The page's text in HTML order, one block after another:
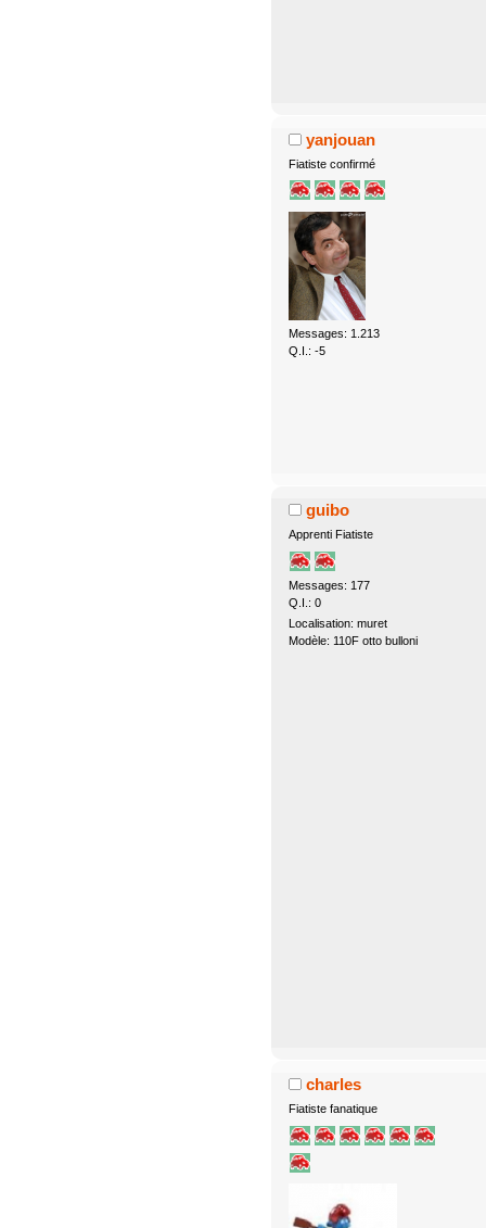
yanjouan
Fiatiste confirmé
Messages: 1.213
Q.I.: -5
guibo
Apprenti Fiatiste
Messages: 177
Q.I.: 0
Localisation: muret
Modèle: 110F otto bulloni
charles
Fiatiste fanatique